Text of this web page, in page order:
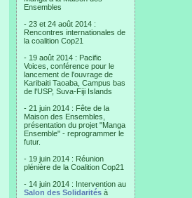
Ensembles
- 23 et 24 août 2014 :
Rencontres internationales de
la coalition Cop21
- 19 août 2014 : Pacific
Voices, conférence pour le
lancement de l'ouvrage de
Karibaiti Taoaba, Campus bas
de l'USP, Suva-Fiji Islands
- 21 juin 2014 : Fête de la
Maison des Ensembles,
présentation du projet "Manga
Ensemble" - reprogrammer le
futur.
- 19 juin 2014 : Réunion
plénière de la Coalition Cop21
- 14 juin 2014 : Intervention au
Salon des Solidarités à